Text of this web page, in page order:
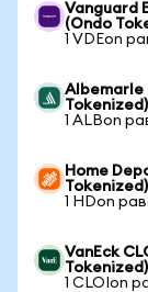
Vanguard
(Ondo
1 VDEon
Albemarle
Tokenized)
1 ALBon
Home
Tokenized)
1 HDon
VanEck
Tokenized)
1 CLOIon